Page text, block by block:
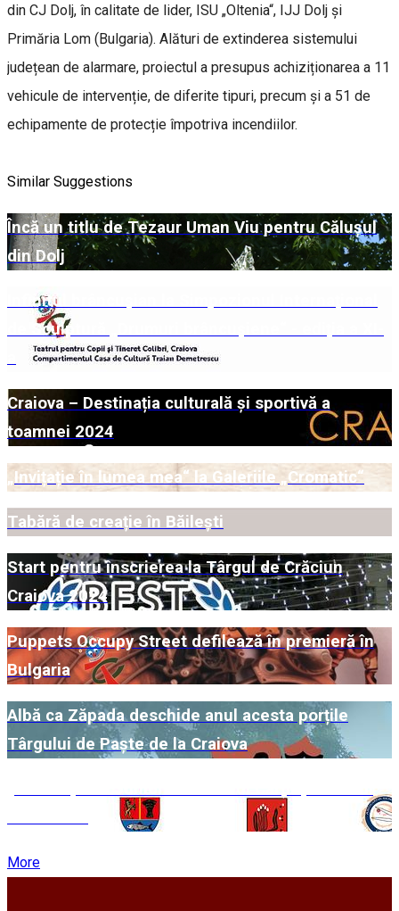
din CJ Dolj, în calitate de lider, ISU „Oltenia“, IJJ Dolj și
Primăria Lom (Bulgaria). Alături de extinderea sistemului
județean de alarmare, proiectul a presupus achiziționarea a 11
vehicule de intervenție, de diferite tipuri, precum și a 51 de
echipamente de protecție împotriva incendiilor.
Similar Suggestions
Încă un titlu de Tezaur Uman Viu pentru Călușul
din Dolj
Infinitul brâncușian la Simpozionul Internațional
de Sculptură „Drumuri brâncușiene“ - ediția a XI-
Craiova – Destinația culturală și sportivă a
toamnei 2024
„Invițație în lumea mea“ la Galeriile „Cromatic“
Tabără de creație în Băilești
Start pentru înscrierea la Târgul de Crăciun
Craiova 2024
Puppets Occupy Street defilează în premieră în
Bulgaria
Albă ca Zăpada deschide anul acesta porțile
Târgului de Paște de la Craiova
„Brâncușiana Junior“ la Muzeul Cărții și Exilului
More